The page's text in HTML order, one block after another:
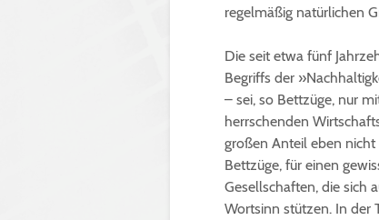
regelmäßig natürlichen
Die seit etwa fünf
Begriffs der
– sei, so Bettzüge, nur
herrschenden
großen Anteil eben
Bettzüge, für einen
Gesellschaften, die sich
Wortsinn stützen. In der